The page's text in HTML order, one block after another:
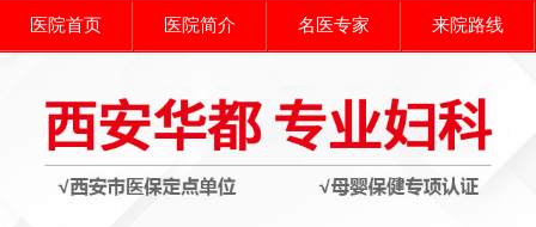
医院首页 医院简介 名医专家 来院路线